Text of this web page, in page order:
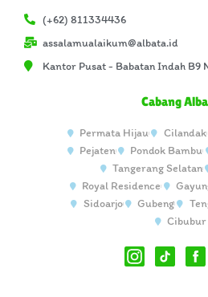
(+62) 811334436
assalamualaikum@albata.id
Kantor Pusat - Babatan Indah B9
Cabang
Permata Hijau Cilandak
Pejaten
Pondok Bambu
Tangerang Selatan
Royal Residence
Sidoarjo
Gubeng
Cibubur